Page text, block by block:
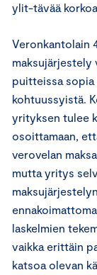
ylit-tävää
Veronkantolain
maksujärjestely
puitteissa
kohtuussyistä.
yrityksen tulee
osoittamaan,
verovelan
mutta yritys
laskelmien
vaikka erittäin
katsoa olevan